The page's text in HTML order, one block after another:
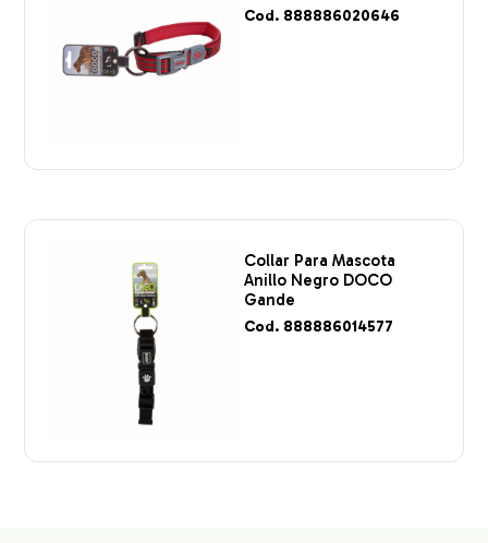
Cod. 888886020646
Collar Para Mascota
Anillo Negro DOCO
Gande
Cod. 888886014577